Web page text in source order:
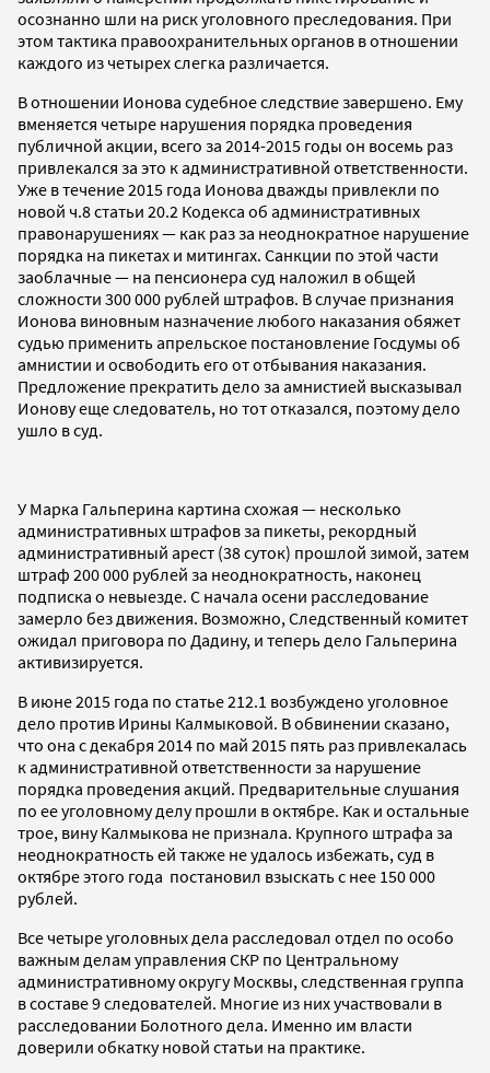
осознанно шли на риск уголовного преследования. При
этом тактика правоохранительных органов в отношении
каждого из четырех слегка различается.
В отношении Ионова судебное следствие завершено. Ему
вменяется четыре нарушения порядка проведения
публичной акции, всего за 2014-2015 годы он восемь раз
привлекался за это к административной ответственности.
Уже в течение 2015 года Ионова дважды привлекли по
новой ч.8 статьи 20.2 Кодекса об административных
правонарушениях — как раз за неоднократное нарушение
порядка на пикетах и митингах. Санкции по этой части
заоблачные — на пенсионера суд наложил в общей
сложности 300 000 рублей штрафов. В случае признания
Ионова виновным назначение любого наказания обяжет
судью применить апрельское постановление Госдумы об
амнистии и освободить его от отбывания наказания.
Предложение прекратить дело за амнистией высказывал
Ионову еще следователь, но тот отказался, поэтому дело
ушло в суд.
У Марка Гальперина картина схожая — несколько
административных штрафов за пикеты, рекордный
административный арест (38 суток) прошлой зимой, затем
штраф 200 000 рублей за неоднократность, наконец
подписка о невыезде. С начала осени расследование
замерло без движения. Возможно, Следственный комитет
ожидал приговора по Дадину, и теперь дело Гальперина
активизируется.
В июне 2015 года по статье 212.1 возбуждено уголовное
дело против Ирины Калмыковой. В обвинении сказано,
что она с декабря 2014 по май 2015 пять раз привлекалась
к административной ответственности за нарушение
порядка проведения акций. Предварительные слушания
по ее уголовному делу прошли в октябре. Как и остальные
трое, вину Калмыкова не признала. Крупного штрафа за
неоднократность ей также не удалось избежать, суд в
октябре этого года постановил взыскать с нее 150 000
рублей.
Все четыре уголовных дела расследовал отдел по особо
важным делам управления СКР по Центральному
административному округу Москвы, следственная группа
в составе 9 следователей. Многие из них участвовали в
расследовании Болотного дела. Именно им власти
доверили обкатку новой статьи на практике.